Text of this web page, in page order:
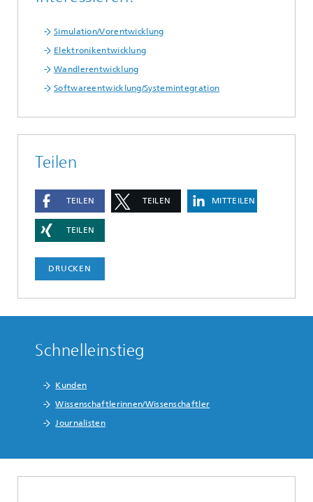
Simulation/Vorentwicklung
Elektronikentwicklung
Wandlerentwicklung
Softwareentwicklung/Systemintegration
Teilen
TEILEN TEILEN MITTEILEN
TEILEN
DRUCKEN
Schnelleinstieg
Kunden
Wissenschaftlerinnen/Wissenschaftler
Journalisten